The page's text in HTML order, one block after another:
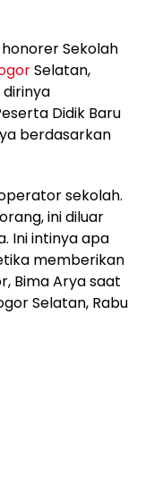
Sekolah
Selatan,
dirinya
Didik Baru
berdasarkan
sekolah.
ini diluar
Ini intinya apa
memberikan
Bima Arya saat
Selatan, Rabu